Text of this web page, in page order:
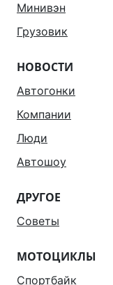
Минивэн
Грузовик
НОВОСТИ
Автогонки
Компании
Люди
Автошоу
ДРУГОЕ
Советы
МОТОЦИКЛЫ
Спортбайк